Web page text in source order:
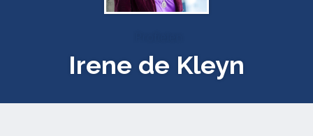
Irene de Kleyn